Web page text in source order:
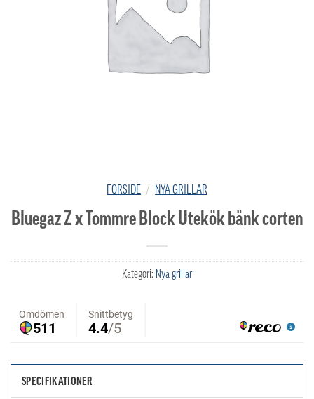
FORSIDE / NYA GRILLAR
Bluegaz Z x Tommre Block Utekök bänk corten
Kategori: Nya grillar
SPECIFIKATIONER